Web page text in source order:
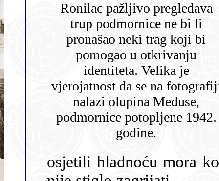
Ronilac pažljivo pregledava
trup podmornice ne bi li
pronašao neki trag koji bi
pomogao u otkrivanju
identiteta. Velika je
vjerojatnost da se na
nalazi olupina Meduse,
podmornice potopljene 1942.
godine.
osjetili hladnoću mora koje se u ovim travanjskim danima još